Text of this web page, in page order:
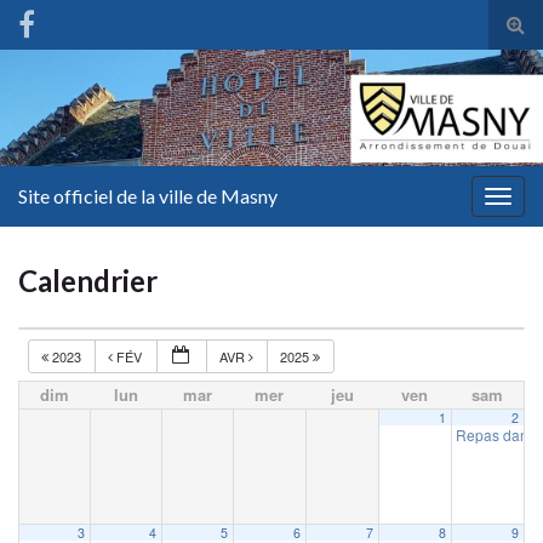
Site officiel de la ville de Masny
Calendrier
2023 FÉV AVR 2025
dim lun mar mer jeu ven sam
1 2
Repas
3 4 5 6 7 8 9